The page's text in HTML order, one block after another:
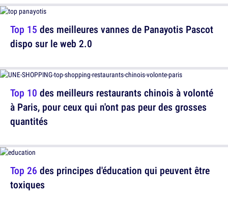
Top 15 des meilleures vannes de Panayotis Pascot
dispo sur le web 2.0
Top 26 des principes d'éducation qui peuvent être
toxiques
Top 10 des meilleurs restaurants chinois à volonté
à Paris, pour ceux qui n'ont pas peur des grosses
quantités